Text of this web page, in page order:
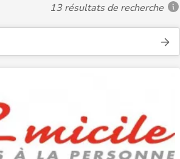
13 résultats de recherche